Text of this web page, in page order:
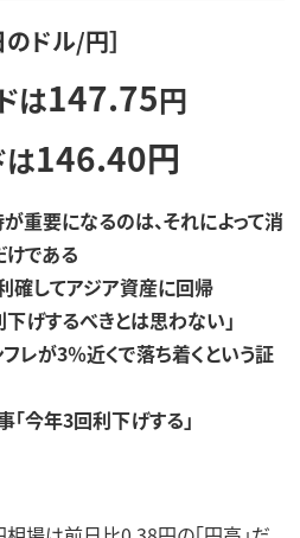
のドル/円］
は147.75円
は146.40円
重要になるのは、それによって消
である
確してアジア資産に回帰
げするべきとは思わない」
レが3％近くで落ち着くという証
「今年3回利下げする」